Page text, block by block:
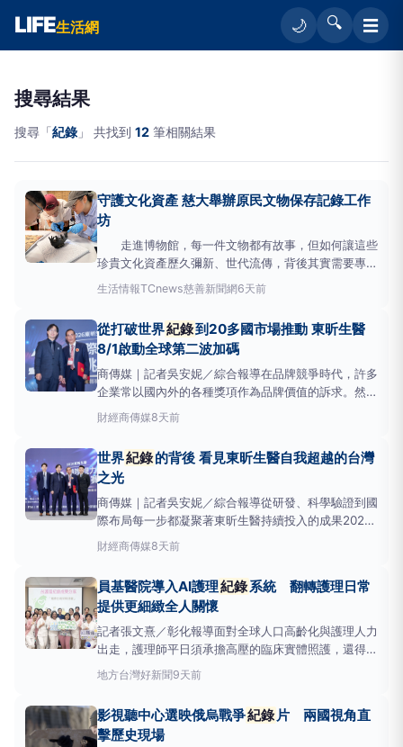
LIFE生活網 🌙 🔍 ☰
搜尋結果
搜尋「紀錄」 共找到 12 筆相關結果
守護文化資產 慈大舉辦原民文物保存記錄工作
坊
走進博物館，每一件文物都有故事，但如何讓這些
珍貴文化資產歷久彌新、世代流傳，背後其實需要專業
的管理。慈濟大學原住民族學生資源中心，舉辦了三天
「拾起文化的痕跡-原住民族文物保存與
理、保存修護、防蟲維護及3D影像紀錄等課程，吸引
近15位來自各地
生活情報TCnews慈善新聞網6天前
從打破世界紀錄到20多國市場推動 東昕生醫
8/1啟動全球第二波加碼
商傳媒｜記者吳安妮／綜合報導在品牌競爭時代，許多
企業常以國內外的各種獎項作為品牌價值的訴求。然
而，多數獎項在不同年度，往往會在不同品牌之間輪替
出現，所代表的是某階段的肯定。東昕生醫表示，能被
是否能創造難以複製、具備國際指標性的成果。東
財經商傳媒8天前
世界紀錄的背後 看見東昕生醫自我超越的台灣
之光
商傳媒｜記者吳安妮／綜合報導從研發、科學驗證到國
際布局每一步都凝聚著東昕生醫持續投入的成果2026
年6月6日東昕生醫舉辦「國際視力30分鐘挑戰」，成
功締造世界
紀錄
累積的重要里程碑。東昕生醫表示：
財經商傳媒8天前
員基醫院導入AI護理紀錄系統 翻轉護理日常
提供更細緻全人關懷
記者張文熹／彰化報導面對全球人口高齡化與護理人力
出走，護理師平日須承擔高壓的臨床實體照護，還得面
對海量的行政文書。據臨床統計與經驗，護理人員每日
往往需花費高達三分之一以上的時間在護理
基醫院積極響應賴總統「健康台灣」政策，透過「健康
台灣深耕計畫」
地方台灣好新聞9天前
影視聽中心選映俄烏戰爭紀錄片 兩國視角直
擊歷史現場